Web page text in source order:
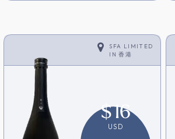
SFA LIMITED
IN香港
$16
USD